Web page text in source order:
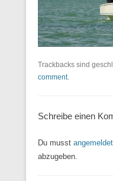
Trackbacks sind
comment.
Schreibe einen
Du musst angemeldet
abzugeben.